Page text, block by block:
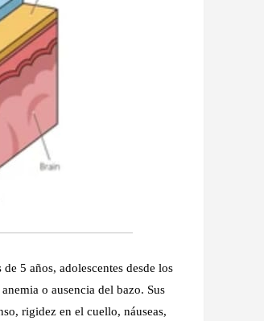
5 años, adolescentes desde los
o ausencia del bazo. Sus
rigidez en el cuello, náuseas,